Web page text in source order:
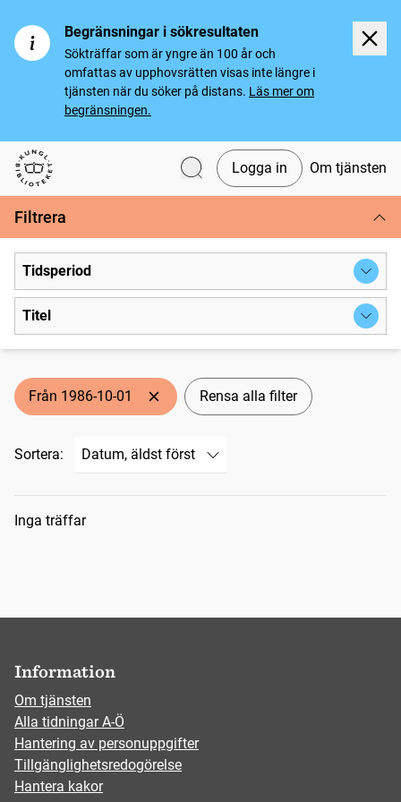
Begränsningar i sökresultaten
Sökträffar som är yngre än 100 år och
omfattas av upphovsrätten visas inte längre i
tjänsten när du söker på distans. Läs mer om
begränsningen.
Svenska tidningar
Logga in Om tjänsten
Filtrera
Tidsperiod
Titel
Från 1986-10-01 Rensa alla filter
Sortera:
Sökresultat
Inga träffar
Information
Om tjänsten
Alla tidningar A-Ö
Hantering av personuppgifter
Tillgänglighetsredogörelse
Hantera kakor